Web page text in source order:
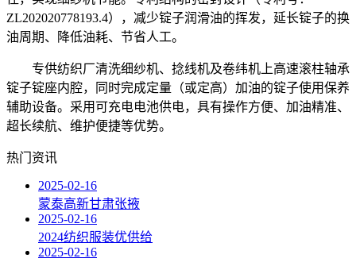
ZL202020778193.4），减少锭子润滑油的挥发，延长锭子的换
油周期、降低油耗、节省人工。
专供纺织厂清洗细纱机、捻线机及卷纬机上高速滚柱轴承
锭子锭座内腔，同时完成定量（或定高）加油的锭子使用保养
辅助设备。采用可充电电池供电，具有操作方便、加油精准、
超长续航、维护便捷等优势。
热门资讯
2025-02-16
蒙泰高新甘肃张掖
2025-02-16
2024纺织服装优供给
2025-02-16